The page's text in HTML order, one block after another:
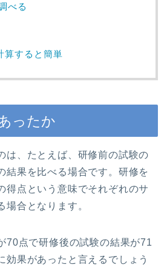
べる
算すると簡単
ったか
は、たとえば、研修前の試験の
結果を比べる場合です。研修を
得点という意味でそれぞれのサ
場合となります。
70点で研修後の試験の結果が71
効果があったと言えるでしょう